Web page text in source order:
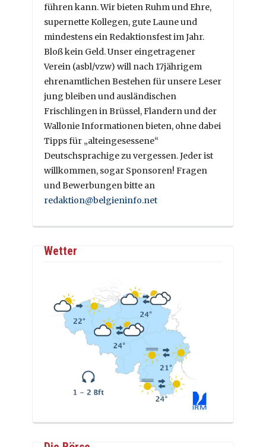
führen kann. Wir bieten Ruhm und Ehre,
supernette Kollegen, gute Laune und
mindestens ein Redaktionsfest im Jahr.
Bloß kein Geld. Unser eingetragener
Verein (asbl/vzw) will nach 17jährigem
ehrenamtlichen Bestehen für unsere Leser
jung bleiben und ausländischen
Frischlingen in Brüssel, Flandern und der
Wallonie Informationen bieten, ohne dabei
Tipps für „alteingesessene“
Deutschsprachige zu vergessen. Jeder ist
willkommen, sogar Sponsoren! Fragen
und Bewerbungen bitte an
redaktion@belgieninfo.net
Wetter